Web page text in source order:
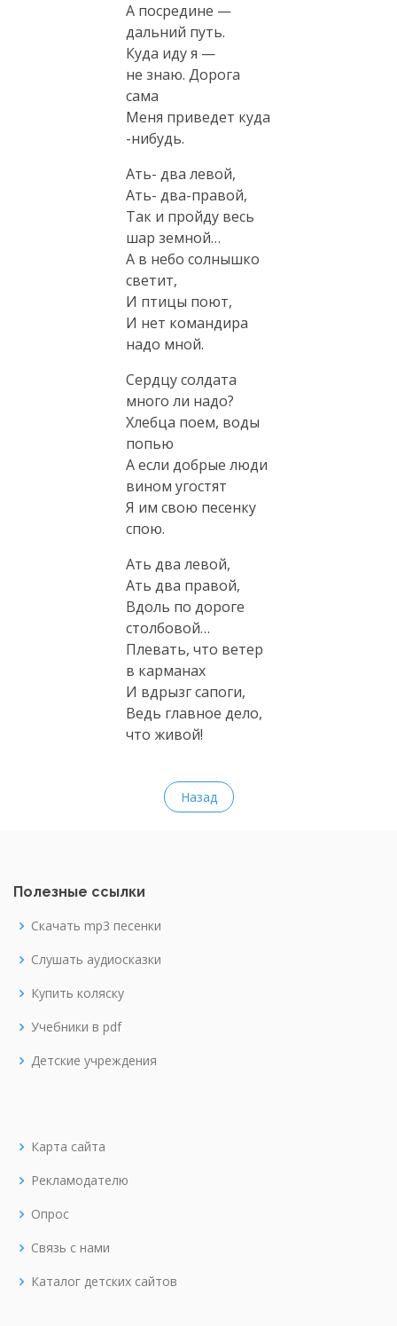
А посредине —
дальний путь.
Куда иду я —
не знаю. Дорога
сама
Меня приведет куда
-нибудь.
Ать- два левой,
Ать- два-правой,
Так и пройду весь
шар земной…
А в небо солнышко
светит,
И птицы поют,
И нет командира
надо мной.
Сердцу солдата
много ли надо?
Хлебца поем, воды
попью
А если добрые люди
вином угостят
Я им свою песенку
спою.
Ать два левой,
Ать два правой,
Вдоль по дороге
столбовой…
Плевать, что ветер
в карманах
И вдрызг сапоги,
Ведь главное дело,
что живой!
Назад
Полезные ссылки
Скачать mp3 песенки
Слушать аудиосказки
Купить коляску
Учебники в pdf
Детские учреждения
Карта сайта
Рекламодателю
Опрос
Связь с нами
Каталог детских сайтов